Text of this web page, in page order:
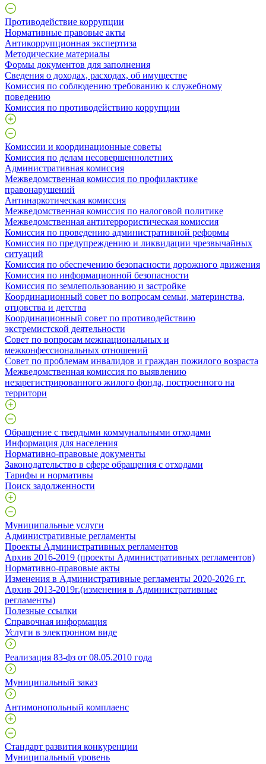
Противодействие коррупции
Нормативные правовые акты
Антикоррупционная экспертиза
Методические материалы
Формы документов для заполнения
Сведения о доходах, расходах, об имуществе
Комиссия по соблюдению требованию к служебному
поведению
Комиссия по противодействию коррупции
Комиссии и координационные советы
Комиссия по делам несовершеннолетних
Административная комиссия
Межведомственная комиссия по профилактике
правонарушений
Антинаркотическая комиссия
Межведомственная комиссия по налоговой политике
Межведомственная антитеррористическая комиссия
Комиссия по проведению административной реформы
Комиссия по предупреждению и ликвидации чрезвычайных
ситуаций
Комиссия по обеспечению безопасности дорожного движения
Комиссия по информационной безопасности
Комиссия по землепользованию и застройке
Координационный совет по вопросам семьи, материнства,
отцовства и детства
Координационный совет по противодействию
экстремистской деятельности
Совет по вопросам межнациональных и
межконфессиональных отношений
Совет по проблемам инвалидов и граждан пожилого возраста
Межведомственная комиссия по выявлению
незарегистрированного жилого фонда, построенного на
территори
Обращение с твердыми коммунальными отходами
Информация для населения
Нормативно-правовые документы
Законодательство в сфере обращения с отходами
Тарифы и нормативы
Поиск задолженности
Муниципальные услуги
Административные регламенты
Проекты Административных регламентов
Архив 2016-2019 (проекты Административных регламентов)
Нормативно-правовые акты
Изменения в Административные регламенты 2020-2026 гг.
Архив 2013-2019г.(изменения в Административные
регламенты)
Полезные ссылки
Справочная информация
Услуги в электронном виде
Реализация 83-фз от 08.05.2010 года
Муниципальный заказ
Антимонопольный комплаенс
Стандарт развития конкуренции
Муниципальный уровень